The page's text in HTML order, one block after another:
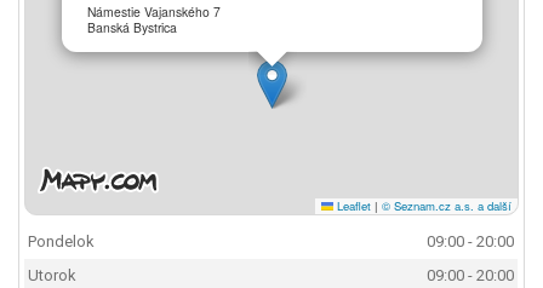
Námestie Vajanského 7
Banská Bystrica
Leaflet | © Seznam.cz a.s. a další
Pondelok
09:00 - 20:00
Utorok
09:00 - 20:00